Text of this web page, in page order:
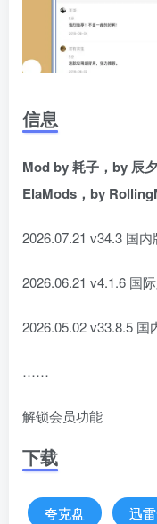
信息
Mod by 耗子，by 辰
ElaMods，by
2026.07.21 v34.3 国
2026.06.21 v4.1.6 国
2026.05.02 v33.8.5 国
……
解锁会员功能
下载
夸克盘 迅